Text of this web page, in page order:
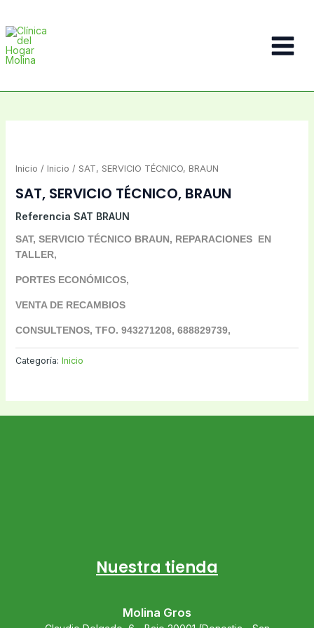
contenido
Main
Inicio / Inicio / SAT, SERVICIO TÉCNICO, BRAUN
SAT, SERVICIO TÉCNICO, BRAUN
Referencia SAT BRAUN
SAT, SERVICIO TÉCNICO BRAUN, REPARACIONES EN
TALLER,
PORTES ECONÓMICOS,
VENTA DE RECAMBIOS
CONSULTENOS, TFO. 943271208, 688829739,
Categoría: Inicio
Nuestra tienda
Molina Gros